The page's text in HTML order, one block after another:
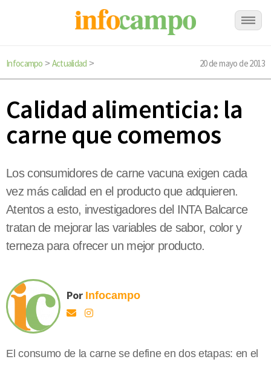
Infocampo > Actualidad > 20 de mayo de 2013
Calidad alimenticia: la
carne que comemos
Los consumidores de carne vacuna exigen cada
vez más calidad en el producto que adquieren.
Atentos a esto, investigadores del INTA Balcarce
tratan de mejorar las variables de sabor, color y
terneza para ofrecer un mejor producto.
Por Infocampo
El consumo de la carne se define en dos etapas: en el